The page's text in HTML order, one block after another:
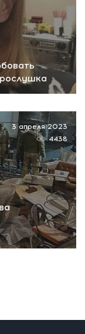
3 апреля 2023
4438